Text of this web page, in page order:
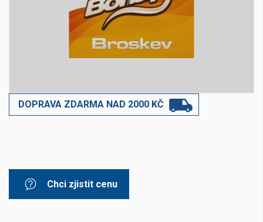
DOPRAVA ZDARMA NAD 2000 KČ
Chci zjistit cenu